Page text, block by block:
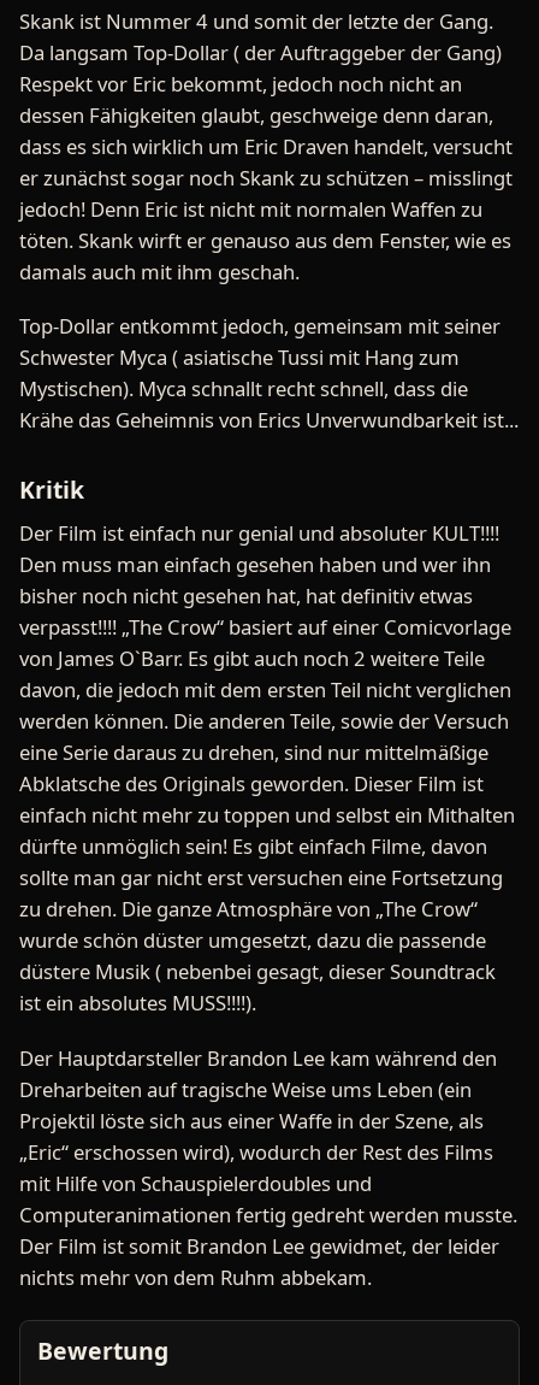
Skank ist Nummer 4 und somit der letzte der Gang.
Da langsam Top-Dollar ( der Auftraggeber der Gang)
Respekt vor Eric bekommt, jedoch noch nicht an
dessen Fähigkeiten glaubt, geschweige denn daran,
dass es sich wirklich um Eric Draven handelt, versucht
er zunächst sogar noch Skank zu schützen – misslingt
jedoch! Denn Eric ist nicht mit normalen Waffen zu
töten. Skank wirft er genauso aus dem Fenster, wie es
damals auch mit ihm geschah.
Top-Dollar entkommt jedoch, gemeinsam mit seiner
Schwester Myca ( asiatische Tussi mit Hang zum
Mystischen). Myca schnallt recht schnell, dass die
Krähe das Geheimnis von Erics Unverwundbarkeit ist...
Kritik
Der Film ist einfach nur genial und absoluter KULT!!!!
Den muss man einfach gesehen haben und wer ihn
bisher noch nicht gesehen hat, hat definitiv etwas
verpasst!!!! „The Crow“ basiert auf einer Comicvorlage
von James O`Barr. Es gibt auch noch 2 weitere Teile
davon, die jedoch mit dem ersten Teil nicht verglichen
werden können. Die anderen Teile, sowie der Versuch
eine Serie daraus zu drehen, sind nur mittelmäßige
Abklatsche des Originals geworden. Dieser Film ist
einfach nicht mehr zu toppen und selbst ein Mithalten
dürfte unmöglich sein! Es gibt einfach Filme, davon
sollte man gar nicht erst versuchen eine Fortsetzung
zu drehen. Die ganze Atmosphäre von „The Crow“
wurde schön düster umgesetzt, dazu die passende
düstere Musik ( nebenbei gesagt, dieser Soundtrack
ist ein absolutes MUSS!!!!).
Der Hauptdarsteller Brandon Lee kam während den
Dreharbeiten auf tragische Weise ums Leben (ein
Projektil löste sich aus einer Waffe in der Szene, als
„Eric“ erschossen wird), wodurch der Rest des Films
mit Hilfe von Schauspielerdoubles und
Computeranimationen fertig gedreht werden musste.
Der Film ist somit Brandon Lee gewidmet, der leider
nichts mehr von dem Ruhm abbekam.
Bewertung